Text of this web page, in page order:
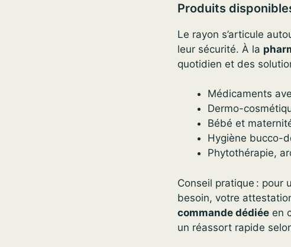
Produits
Le rayon s’articule
leur sécurité. À la
quotidien et des
Médicaments
Dermo-
Bébé et
Hygiène bucco-
Phytothérapie,
Conseil pratique : pour
besoin, votre
commande dédiée en
un réassort rapide